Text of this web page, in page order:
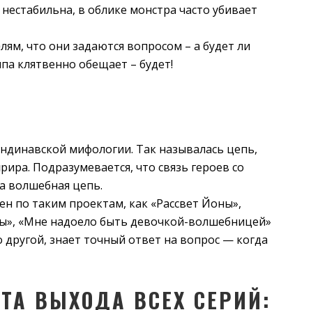
в облике монстра часто убивает
что они задаются вопросом – а будет ли
клятвенно обещает – будет!
мифологии. Так называлась цепь,
Подразумевается, что связь героев со
волшебная цепь.
по таким проектам, как «Рассвет Йоны»,
«Мне надоело быть девочкой-волшебницей»
знает точный ответ на вопрос — когда
ВЫХОДА ВСЕХ СЕРИЙ: